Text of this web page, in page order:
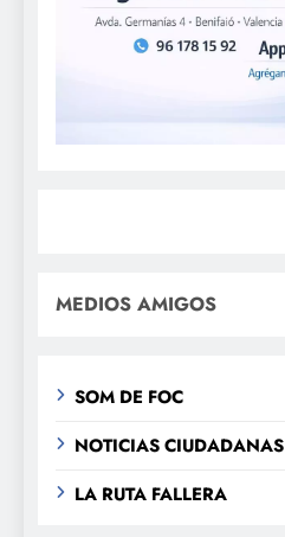
MEDIOS AMIGOS
SOM DE FOC
NOTICIAS CIUDADANAS
LA RUTA FALLERA